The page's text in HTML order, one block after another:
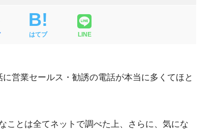
はてブ LINE
営業セールス・勧誘の電話が本当に多くてほと
ことは全てネットで調べた上、さらに、気にな